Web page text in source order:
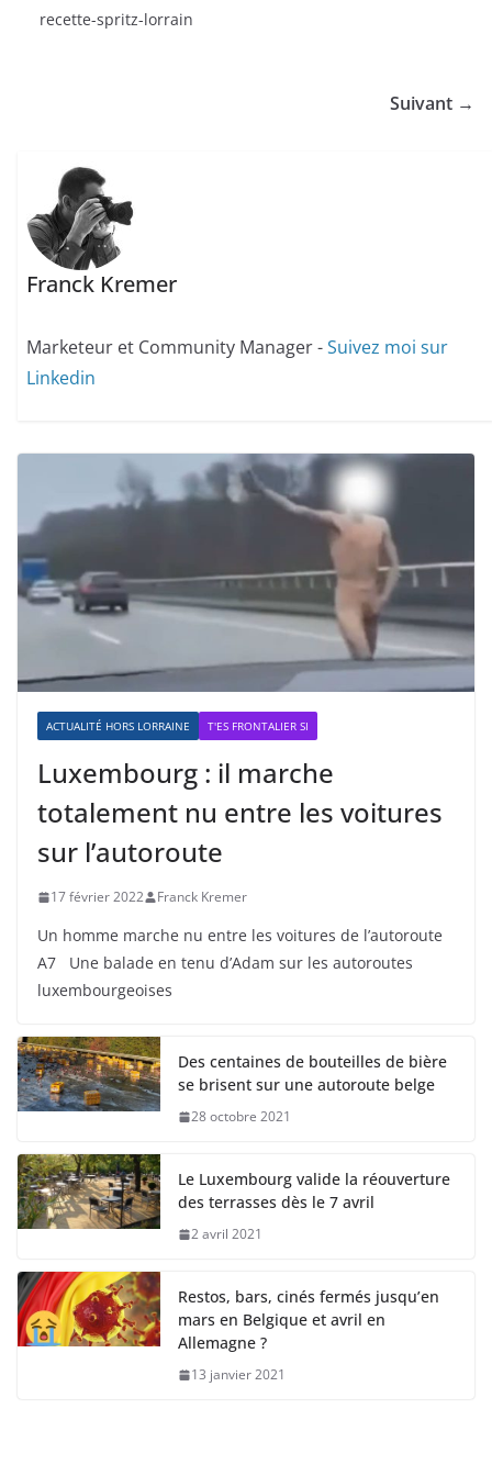
recette-spritz-lorrain
Suivant →
Franck Kremer
Marketeur et Community Manager -Suivez moi sur
Linkedin
ACTUALITÉ HORS LORRAINE T'ES FRONTALIER SI
Luxembourg : il marche
totalement nu entre les voitures
sur l’autoroute
17 février 2022 Franck Kremer
Un homme marche nu entre les voitures de l’autoroute
A7 Une balade en tenu d’Adam sur les autoroutes
luxembourgeoises
Des centaines de bouteilles de bière
se brisent sur une autoroute belge
28 octobre 2021
Le Luxembourg valide la réouverture
des terrasses dès le 7 avril
2 avril 2021
Restos, bars, cinés fermés jusqu’en
mars en Belgique et avril en
Allemagne ?
13 janvier 2021